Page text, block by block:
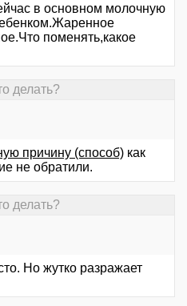
в основном молочную
поменять,какое
делать?
причину (способ) как
не обратили.
делать?
Но жутко разражает